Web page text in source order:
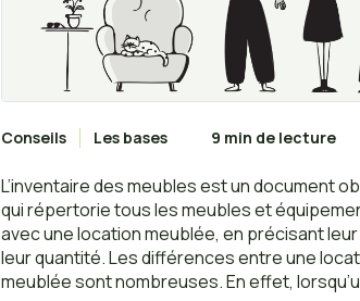
Conseils Les bases 9 min de lecture
L’inventaire des meubles est un document
qui répertorie tous les meubles et
avec une location meublée, en précisant
leur quantité. Les différences entre une
meublée sont nombreuses. En effet,